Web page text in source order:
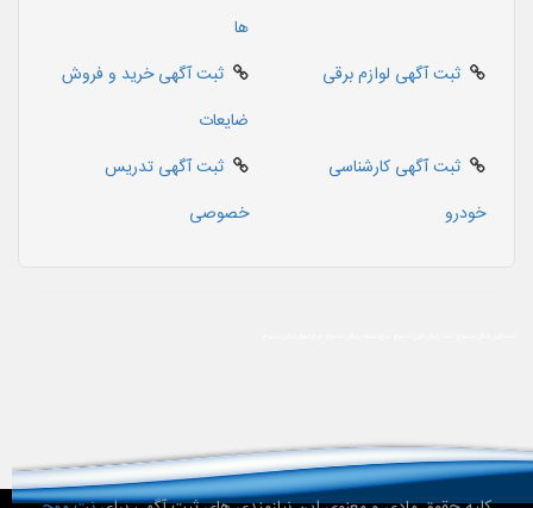
ها
ثبت آگهی لوازم برقی
ثبت آگهی خرید و فروش
ضایعات
ثبت آگهی کارشناسی
خودرو
ثبت آگهی تدریس
خصوصی